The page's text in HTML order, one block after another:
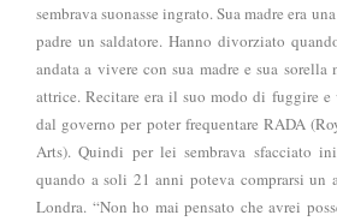
sembrava suonasse ingrato. Sua madre era
padre un saldatore. Hanno divorziato
andata a vivere con sua madre e sua sorella
attrice. Recitare era il suo modo di fuggire
dal governo per poter frequentare RADA
Arts). Quindi per lei sembrava sfacciato
quando a soli 21 anni poteva comprarsi un
Londra. “Non ho mai pensato che avrei